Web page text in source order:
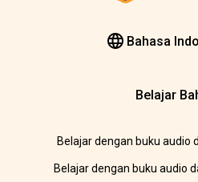
Bahasa
Belajar
Belajar dengan buku audio
Belajar dengan buku audio